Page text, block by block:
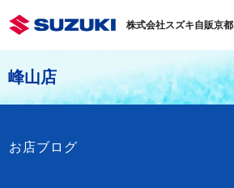
株式会社スズキ自販京都
峰山店
お店ブログ